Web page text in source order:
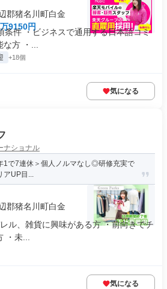
郡猪名川町白金
9150円
条件 ・ビジネスで通用する日本語コミ
方 ・...
+18個
気になる
ナショナル
で7連休＞個人ノルマなし◎研修充実で
アUP目...
郡猪名川町白金
ル、雑貨に興味がある方 ・前向きでチ
・未...
気になる